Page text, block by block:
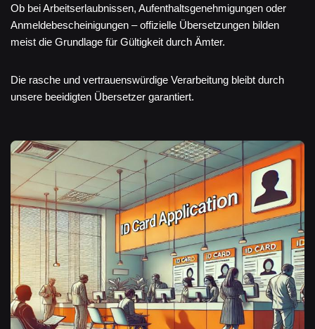
Ob bei Arbeitserlaubnissen, Aufenthaltsgenehmigungen oder
Anmeldebescheinigungen – offizielle Übersetzungen bilden
meist die Grundlage für Gültigkeit durch Ämter.
Die rasche und vertrauenswürdige Verarbeitung bleibt durch
unsere beeidigten Übersetzer garantiert.